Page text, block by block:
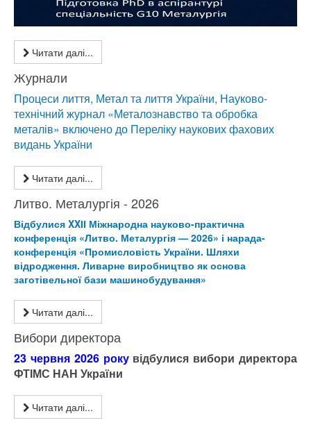
Читати далі...
Журнали
Процеси лиття, Метал та лиття України, Науково-
технічний журнал «Металознавство та обробка
металів» включено до Переліку наукових фахових
видань України
Читати далі...
Литво. Металургія - 2026
Відбулися XXІІ Міжнародна науково-практична
конференція «Литво. Металургія — 2026» і нарада-
конференція «Промисловість України. Шляхи
відродження. Ливарне виробництво як основа
заготівельної бази машинобудування»
Читати далі...
Вибори директора
23 червня 2026 року відбулися вибори директора
ФТІМС НАН України
Читати далі...